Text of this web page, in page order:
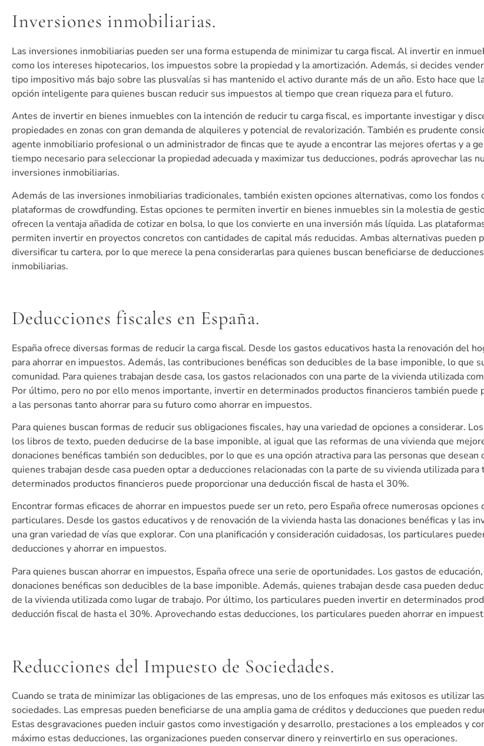
Inversiones inmobiliarias.
Las inversiones inmobiliarias pueden ser una forma estupenda de minimizar tu carga fiscal. Al invertir en
como los intereses hipotecarios, los impuestos sobre la propiedad y la amortización. Además, si decides
tipo impositivo más bajo sobre las plusvalías si has mantenido el activo durante más de un año. Esto hace que
opción inteligente para quienes buscan reducir sus impuestos al tiempo que crean riqueza para el futuro.
Antes de invertir en bienes inmuebles con la intención de reducir tu carga fiscal, es importante investigar y
propiedades en zonas con gran demanda de alquileres y potencial de revalorización. También es prudente
agente inmobiliario profesional o un administrador de fincas que te ayude a encontrar las mejores ofertas y a
tiempo necesario para seleccionar la propiedad adecuada y maximizar tus deducciones, podrás aprovechar las
inversiones inmobiliarias.
Además de las inversiones inmobiliarias tradicionales, también existen opciones alternativas, como los fondos
plataformas de crowdfunding. Estas opciones te permiten invertir en bienes inmuebles sin la molestia de
ofrecen la ventaja añadida de cotizar en bolsa, lo que los convierte en una inversión más líquida. Las
permiten invertir en proyectos concretos con cantidades de capital más reducidas. Ambas alternativas pueden
diversificar tu cartera, por lo que merece la pena considerarlas para quienes buscan beneficiarse de
inmobiliarias.
Deducciones fiscales en España.
España ofrece diversas formas de reducir la carga fiscal. Desde los gastos educativos hasta la renovación del
para ahorrar en impuestos. Además, las contribuciones benéficas son deducibles de la base imponible, lo que
comunidad. Para quienes trabajan desde casa, los gastos relacionados con una parte de la vivienda utilizada
Por último, pero no por ello menos importante, invertir en determinados productos financieros también puede
a las personas tanto ahorrar para su futuro como ahorrar en impuestos.
Para quienes buscan formas de reducir sus obligaciones fiscales, hay una variedad de opciones a considerar.
los libros de texto, pueden deducirse de la base imponible, al igual que las reformas de una vivienda que
donaciones benéficas también son deducibles, por lo que es una opción atractiva para las personas que desean
quienes trabajan desde casa pueden optar a deducciones relacionadas con la parte de su vivienda utilizada
determinados productos financieros puede proporcionar una deducción fiscal de hasta el 30%.
Encontrar formas eficaces de ahorrar en impuestos puede ser un reto, pero España ofrece numerosas
particulares. Desde los gastos educativos y de renovación de la vivienda hasta las donaciones benéficas y las
una gran variedad de vías que explorar. Con una planificación y consideración cuidadosas, los particulares
deducciones y ahorrar en impuestos.
Para quienes buscan ahorrar en impuestos, España ofrece una serie de oportunidades. Los gastos de
donaciones benéficas son deducibles de la base imponible. Además, quienes trabajan desde casa pueden
de la vivienda utilizada como lugar de trabajo. Por último, los particulares pueden invertir en determinados
deducción fiscal de hasta el 30%. Aprovechando estas deducciones, los particulares pueden ahorrar en
Reducciones del Impuesto de Sociedades.
Cuando se trata de minimizar las obligaciones de las empresas, uno de los enfoques más exitosos es utilizar
sociedades. Las empresas pueden beneficiarse de una amplia gama de créditos y deducciones que pueden
Estas desgravaciones pueden incluir gastos como investigación y desarrollo, prestaciones a los empleados y
máximo estas deducciones, las organizaciones pueden conservar dinero y reinvertirlo en sus operaciones.